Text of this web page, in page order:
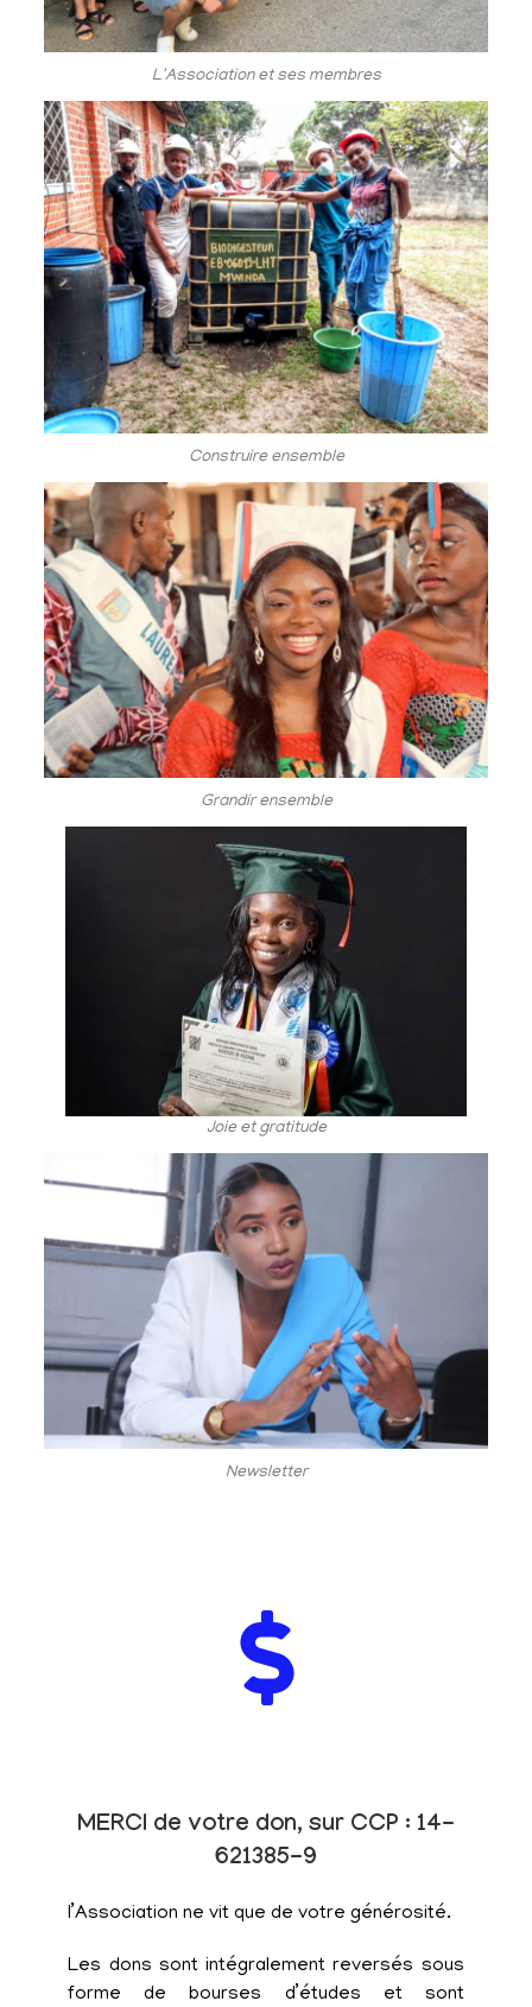
L'Association et ses membres
Construire ensemble
Grandir ensemble
Joie et gratitude
Newsletter
MERCI de votre don, sur CCP : 14-
621385-9
l’Association ne vit que de votre générosité.
Les dons sont intégralement reversés sous
forme de bourses d’études et sont